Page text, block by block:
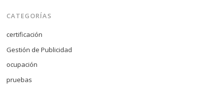
CATEGORÍAS
certificación
Gestión de Publicidad
ocupación
pruebas